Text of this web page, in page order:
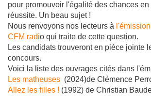
pour promouvoir l'égalité des chances en
réussite. Un beau sujet !
Nous renvoyons nos lecteurs à
CFM radio qui traite de cette question.
Les candidats trouveront en pièce jointe
concours.
Voici la liste des ouvrages cités dans
Les matheuses (2024)de Clémence
Allez les filles ! (1992) de Christian